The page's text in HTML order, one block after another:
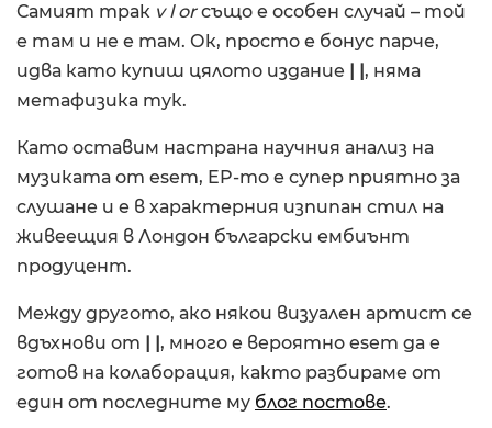
Самият трак v l orсъщо е особен случай – той
е там и не е там. Ок, просто е бонус парче,
идва като купиш цялото издание | |, няма
метафизика тук.
Като оставим настрана научния анализ на
музиката от esem, EP-то е супер приятно за
слушане и е в характерния изпипан стил на
живеещия в Лондон български ембиънт
продуцент.
Между другото, ако някои визуален артист се
вдъхнови от | |, много е вероятно esem да е
готов на колаборация, както разбираме от
един от последните му блог постове.